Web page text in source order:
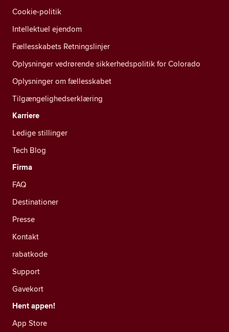
Cookie-politik
Intellektuel ejendom
Fællesskabets Retningslinjer
Oplysninger vedrørende sikkerhedspolitik for Colorado
Oplysninger om fællesskabet
Tilgængelighedserklæring
Karriere
Ledige stillinger
Tech Blog
Firma
FAQ
Destinationer
Presse
Kontakt
rabatkode
Support
Gavekort
Hent appen!
App Store